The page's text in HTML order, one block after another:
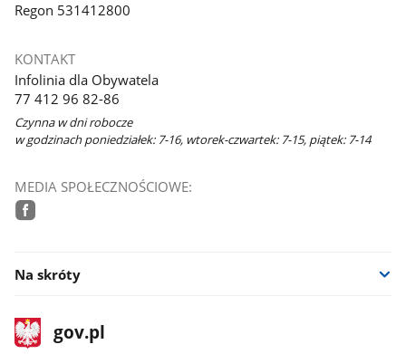
Regon 531412800
KONTAKT
Infolinia dla Obywatela
77 412 96 82-86
Czynna w dni robocze
w godzinach poniedziałek: 7-16, wtorek-czwartek: 7-15, piątek: 7-14
MEDIA SPOŁECZNOŚCIOWE:
Na skróty
stopka
gov.plStrona
gov.pl